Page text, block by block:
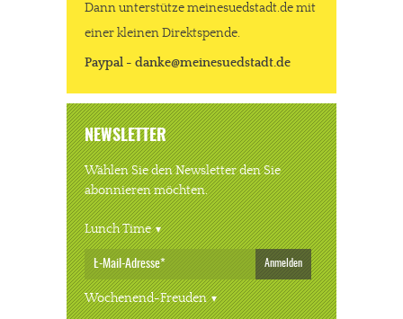
Dann unterstütze meinesuedstadt.de mit
einer kleinen Direktspende.
Paypal - danke@meinesuedstadt.de
NEWSLETTER
Wählen Sie den Newsletter den Sie
abonnieren möchten.
Lunch Time
Anmelden
Wochenend-Freuden